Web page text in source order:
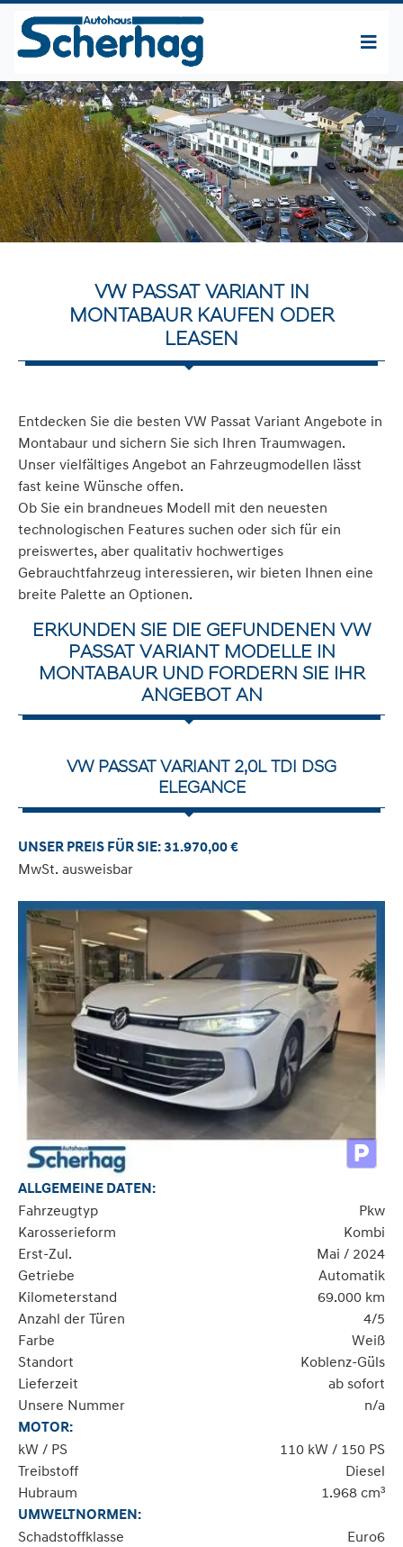
VW PASSAT VARIANT IN
MONTABAUR KAUFEN ODER
LEASEN
Entdecken Sie die besten VW Passat Variant Angebote in
Montabaur und sichern Sie sich Ihren Traumwagen.
Unser vielfältiges Angebot an Fahrzeugmodellen lässt
fast keine Wünsche offen.
Ob Sie ein brandneues Modell mit den neuesten
technologischen Features suchen oder sich für ein
preiswertes, aber qualitativ hochwertiges
Gebrauchtfahrzeug interessieren, wir bieten Ihnen eine
breite Palette an Optionen.
ERKUNDEN SIE DIE GEFUNDENEN VW
PASSAT VARIANT MODELLE IN
MONTABAUR UND FORDERN SIE IHR
ANGEBOT AN
VW PASSAT VARIANT 2,0L TDI DSG
ELEGANCE
UNSER PREIS FÜR SIE: 31.970,00 €
MwSt. ausweisbar
ALLGEMEINE DATEN:
Fahrzeugtyp
Pkw
Karosserieform
Kombi
Erst-Zul.
Mai / 2024
Getriebe
Automatik
Kilometerstand
69.000 km
Anzahl der Türen
4/5
Farbe
Weiß
Standort
Koblenz-Güls
Lieferzeit
ab sofort
Unsere Nummer
n/a
MOTOR:
kW / PS
110 kW / 150 PS
Treibstoff
Diesel
Hubraum
1.968 cm³
UMWELTNORMEN:
Schadstoffklasse
Euro6